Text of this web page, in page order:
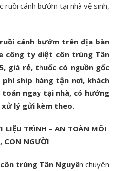
ruồi cánh bướm tại nhà vệ sinh,
cánh bướm trên địa bàn
công ty diệt côn trùng Tân
giá rẻ, thuốc có nguồn gốc
ship hàng tận nơi, khách
toán ngay tại nhà, có hướng
xử lý gửi kèm theo.
LIỆU TRÌNH – AN TOÀN MÔI
CON NGƯỜI
trùng Tân Nguyên chuyên